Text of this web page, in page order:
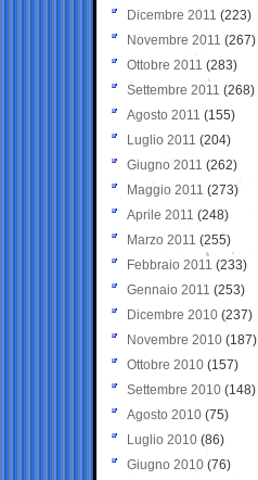
Dicembre 2011 (223)
Novembre 2011 (267)
Ottobre 2011 (283)
Settembre 2011 (268)
Agosto 2011 (155)
Luglio 2011 (204)
Giugno 2011 (262)
Maggio 2011 (273)
Aprile 2011 (248)
Marzo 2011 (255)
Febbraio 2011 (233)
Gennaio 2011 (253)
Dicembre 2010 (237)
Novembre 2010 (187)
Ottobre 2010 (157)
Settembre 2010 (148)
Agosto 2010 (75)
Luglio 2010 (86)
Giugno 2010 (76)